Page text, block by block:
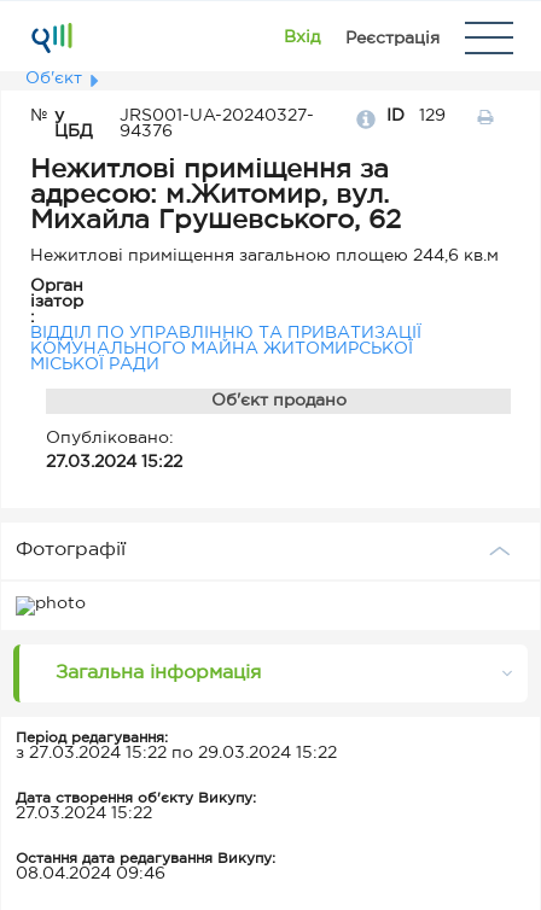
Вхід Реєстрація
Об'єкт
№ у
ЦБД
JRS001-UA-20240327-
94376
ID 129
Нежитлові приміщення за
адресою: м.Житомир, вул.
Михайла Грушевського, 62
Нежитлові приміщення загальною площею 244,6 кв.м
Орган
ізатор
:
ВІДДІЛ ПО УПРАВЛІННЮ ТА ПРИВАТИЗАЦІЇ
КОМУНАЛЬНОГО МАЙНА ЖИТОМИРСЬКОЇ
МІСЬКОЇ РАДИ
Об'єкт продано
Опубліковано:
27.03.2024 15:22
Фотографії
Загальна інформація
Період редагування:
з 27.03.2024 15:22 по 29.03.2024 15:22
Дата створення об'єкту Викупу:
27.03.2024 15:22
Остання дата редагування Викупу:
08.04.2024 09:46